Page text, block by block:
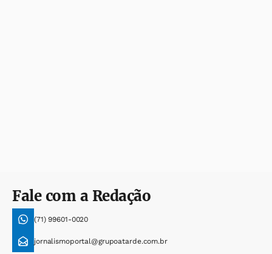
Fale com a Redação
(71) 99601-0020
jornalismoportal@grupoatarde.com.br